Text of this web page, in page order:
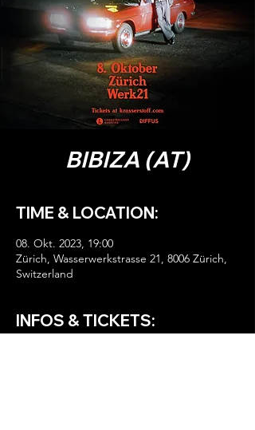
BIBIZA (AT)
TIME & LOCATION:
08. Okt. 2023, 19:00
Zürich, Wasserwerkstrasse 21, 8006 Zürich,
Switzerland
INFOS & TICKETS: